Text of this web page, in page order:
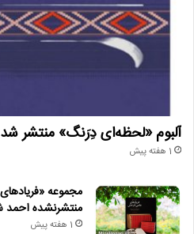
آلبوم «لحظه‌ای دِرَنگ» منتشر شد
1 هفته پیش
مجموعه
منتشرنشده احمد
1 هفته پیش